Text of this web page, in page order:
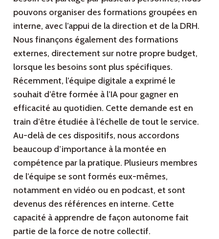
pouvons organiser des formations groupées en
interne, avec l’appui de la direction et de la DRH.
Nous finançons également des formations
externes, directement sur notre propre budget,
lorsque les besoins sont plus spécifiques.
Récemment, l’équipe digitale a exprimé le
souhait d’être formée à l’IA pour gagner en
efficacité au quotidien. Cette demande est en
train d’être étudiée à l’échelle de tout le service.
Au-delà de ces dispositifs, nous accordons
beaucoup d’importance à la montée en
compétence par la pratique. Plusieurs membres
de l’équipe se sont formés eux-mêmes,
notamment en vidéo ou en podcast, et sont
devenus des références en interne. Cette
capacité à apprendre de façon autonome fait
partie de la force de notre collectif.